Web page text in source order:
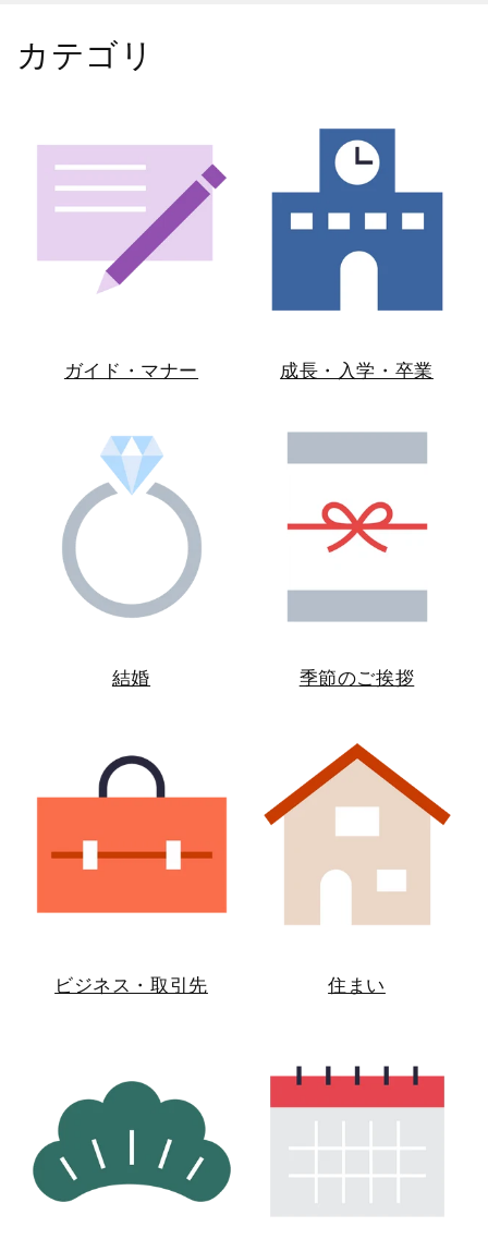
カテゴリ
ガイド・マナー 成長・入学・卒業
結婚 季節のご挨拶
ビジネス・取引先 住まい